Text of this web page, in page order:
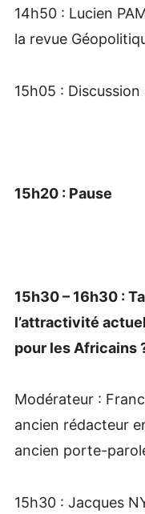
14h50 : Lucien
la revue
15h05 : Discussion
15h20 : Pause
15h30 – 16h30 :
l’attractivité
pour les Africains
Modérateur :
ancien rédacteur
ancien porte-
15h30 : Jacques